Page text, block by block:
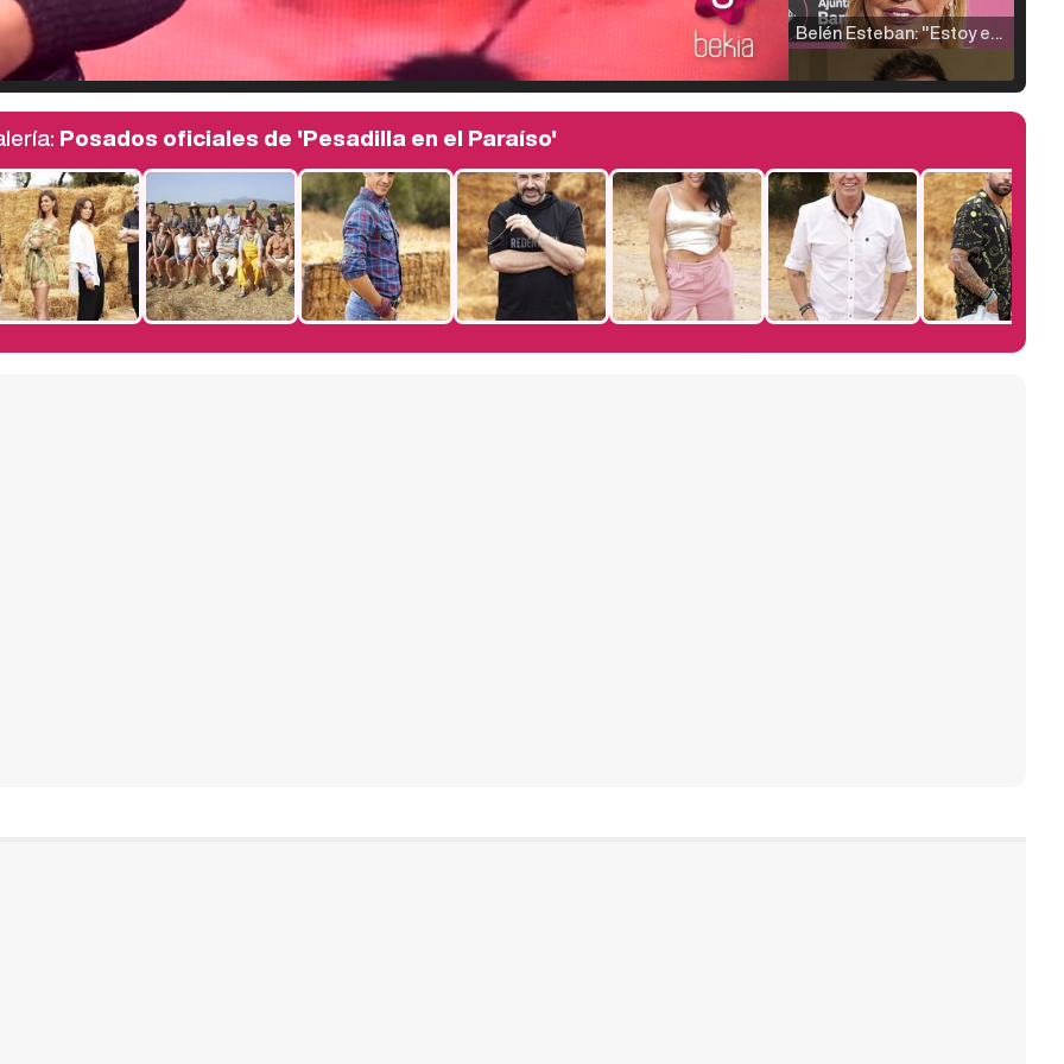
Belén Esteban: "Estoy emocionada, muy contenta y muy feliz por llegar a RTVE"
Manu Baqueiro: "Tuve como referente a Bruce Willis en 'Luz de Luna' para mi trabajo en la serie 'Perdiendo el juicio'"
Magdalena de Suecia responde a las críticas y explica por qué le han permitido lanzar su propio negocio
Posados oficiales de 'Pesadilla en el Paraíso'